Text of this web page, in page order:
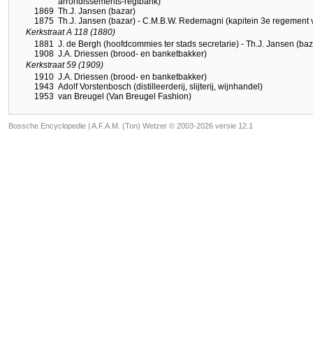
1869 Th.J. Jansen (bazar)
1875 Th.J. Jansen (bazar) - C.M.B.W. Redemagni (kapitein 3e regement
Kerkstraat A 118 (1880)
1881
J. de Bergh (hoofdcommies ter stads secretarie) - Th.J. Jansen
1908 J.A. Driessen (brood- en banketbakker)
Kerkstraat 59 (1909)
1910 J.A. Driessen (brood- en banketbakker)
1943 Adolf Vorstenbosch (distilleerderij, slijterij, wijnhandel)
1953 van Breugel (Van Breugel Fashion)
Bossche Encyclopedie | A.F.A.M. (Ton) Wetzer © 2003-2026 versie 12.1